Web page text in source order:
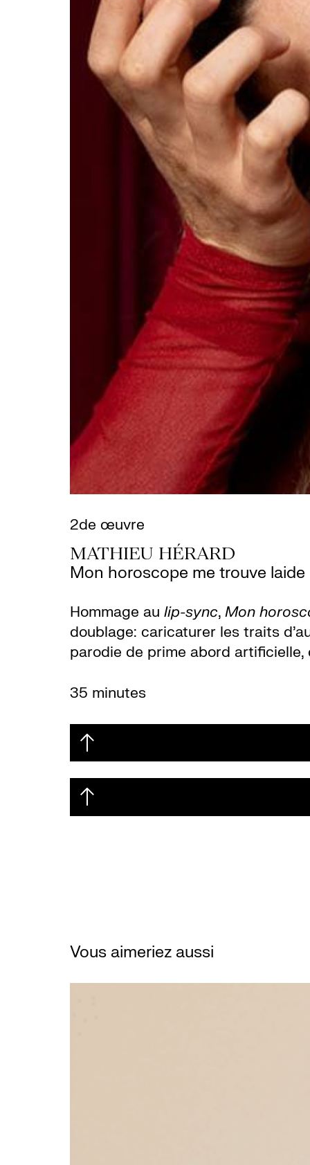
2de œuvre
MATHIEU HÉRARD
Mon horoscope me trouve laide
Hommage au lip-sync, Mon
doublage: caricaturer les traits
parodie de prime abord
35 minutes
Vous aimeriez aussi